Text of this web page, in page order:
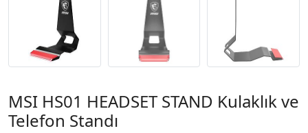
MSI HS01 HEADSET STAND Kulaklık ve
Telefon Standı